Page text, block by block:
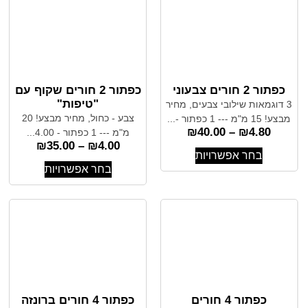
כפתור 2 חורים צבעוני
3 דוגמאות שילובי צבעים, מחיר
מבצע! 15 מ"מ --- 1 כפתור -...
₪4.80
–
₪40.00
בחר אפשרויות
כפתור 2 חורים שקוף עם
"טיפות"
צבע - כחול, מחיר מבצע! 20
מ"מ --- 1 כפתור - 4.00...
₪4.00
–
₪35.00
בחר אפשרויות
כפתור 4 חורים כפתור 4 חורים ברונזה